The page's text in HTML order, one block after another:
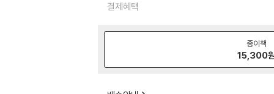
결제혜택
종이책
15,300